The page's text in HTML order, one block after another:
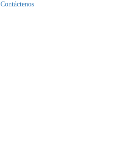
Contáctenos